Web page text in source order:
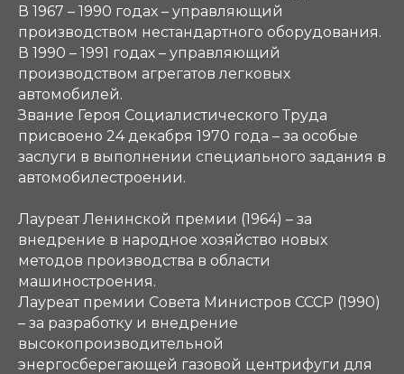
В 1967 – 1990 годах – управляющий
производством нестандартного оборудования.
В 1990 – 1991 годах – управляющий
производством агрегатов легковых
автомобилей.
Звание Героя Социалистического Труда
присвоено 24 декабря 1970 года – за особые
заслуги в выполнении специального задания в
автомобилестроении.
Лауреат Ленинской премии (1964) – за
внедрение в народное хозяйство новых
методов производства в области
машиностроения.
Лауреат премии Совета Министров СССР (1990)
– за разработку и внедрение
высокопроизводительной
энергосберегающей газовой центрифуги для